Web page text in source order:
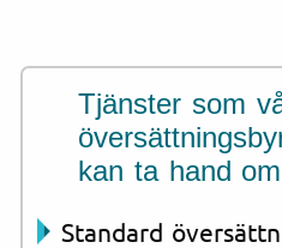
Tjänster som
kan ta hand
Standard